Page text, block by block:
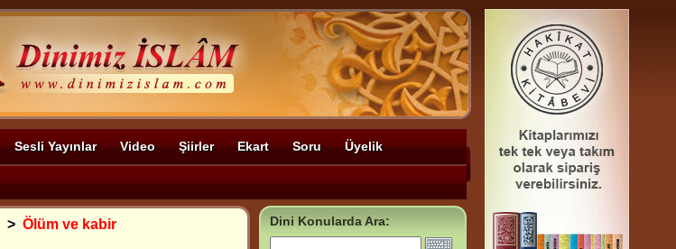
Sesli Yayınlar Video Şiirler Ekart Soru Üyelik
> Ölüm ve kabir
Dini Konularda Ara: